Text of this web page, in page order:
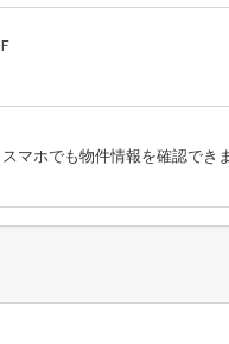
マホでも物件情報を確認でき